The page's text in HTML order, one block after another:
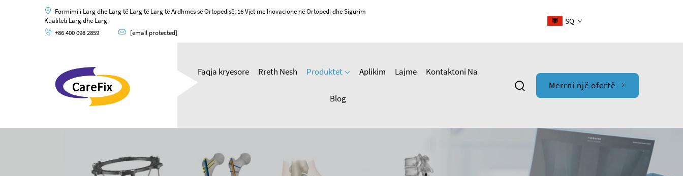
Formimi i Larg dhe Larg të Larg të Larg të Ardhmes së Ortopedisë, 16 Vjet me Inovacione në Ortopedi dhe Sigurim
Kualiteti Larg dhe Larg.
+86 400 098 2859
[email protected]
SQ
Faqja kryesore Rreth Nesh Produktet Aplikim Lajme Kontaktoni Na
Blog
Merrni një ofertë